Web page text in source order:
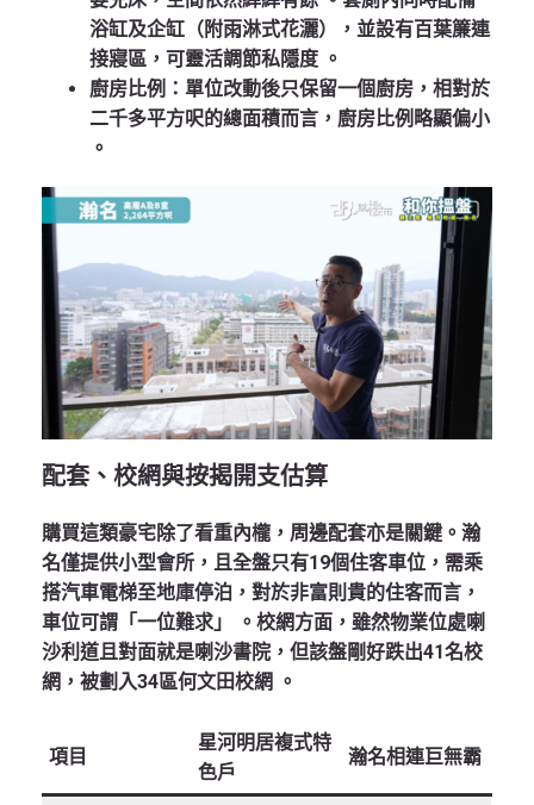
浴缸及企缸（附雨淋式花灑），並設有百葉簾連
接寢區，可靈活調節私隱度 。
廚房比例 ：單位改動後只保留一個廚房，相對於
二千多平方呎的總面積而言，廚房比例略顯偏小
。
配套、校網與按揭開支估算
購買這類豪宅除了看重內櫳，周邊配套亦是關鍵。瀚
名僅提供小型會所，且全盤只有19個住客車位，需乘
搭汽車電梯至地庫停泊，對於非富則貴的住客而言，
車位可謂「一位難求」
。校網方面，雖然物業位處喇
沙利道且對面就是喇沙書院，但該盤剛好跌出41名校
網，被劃入34區何文田校網 。
項目
星河明居複式特
色戶
瀚名相連巨無霸